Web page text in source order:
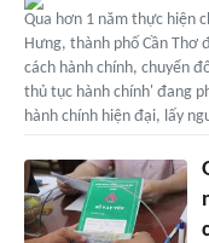
Qua hơn 1 năm thực hiện
Hưng, thành phố Cần Thơ
cách hành chính, chuyển
thủ tục hành chính' đang
hành chính hiện đại, lấy